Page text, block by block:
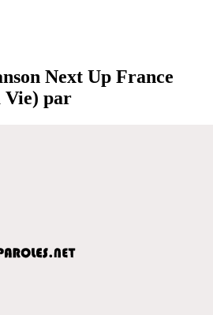
Next Up France
Vie) par